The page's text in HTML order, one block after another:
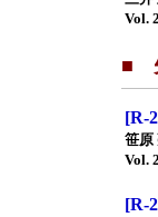
Vol.
■
[R-
笹原
Vol.
[R-